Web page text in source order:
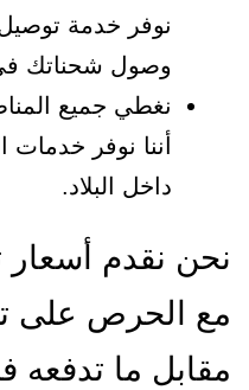
نوفر خدمة
وصول شحناتك
نغطي جميع
أننا نوفر
داخل البلاد.
نحن نقدم أسعار
مع الحرص على
مقابل ما تدفعه